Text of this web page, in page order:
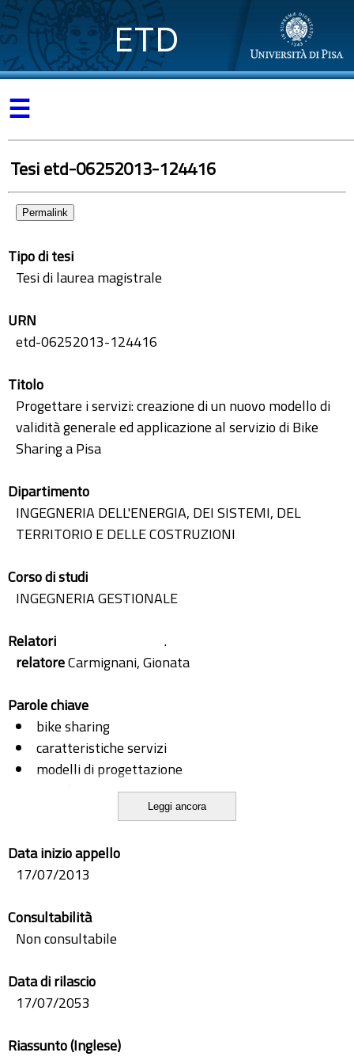
ETD
☰
Tesi etd-06252013-124416
Permalink
Tipo di tesi
Tesi di laurea magistrale
URN
etd-06252013-124416
Titolo
Progettare i servizi: creazione di un nuovo modello di
validità generale ed applicazione al servizio di Bike
Sharing a Pisa
Dipartimento
INGEGNERIA DELL'ENERGIA, DEI SISTEMI, DEL
TERRITORIO E DELLE COSTRUZIONI
Corso di studi
INGEGNERIA GESTIONALE
Relatori
.
relatoreCarmignani, Gionata
Parole chiave
bike sharing
caratteristiche servizi
modelli di progettazione
pianificazione
progettazione e sviluppo
servizi
strumenti
sviluppo
Leggi ancora
Data inizio appello
17/07/2013
Consultabilità
Non consultabile
Data di rilascio
17/07/2053
Riassunto (Inglese)